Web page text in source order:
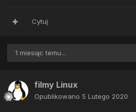
Cytuj
1 miesiąc temu...
filmy Linux
Opublikowano 5 Lutego 2020